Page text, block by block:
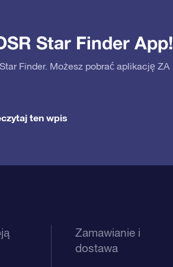
Star Finder App!
Finder. Możesz pobrać aplikację ZA
ten wpis
Zamawianie i
dostawa